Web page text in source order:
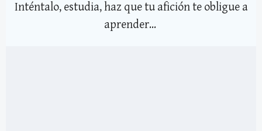
Inténtalo, estudia, haz que tu afición te obligue a
aprender...